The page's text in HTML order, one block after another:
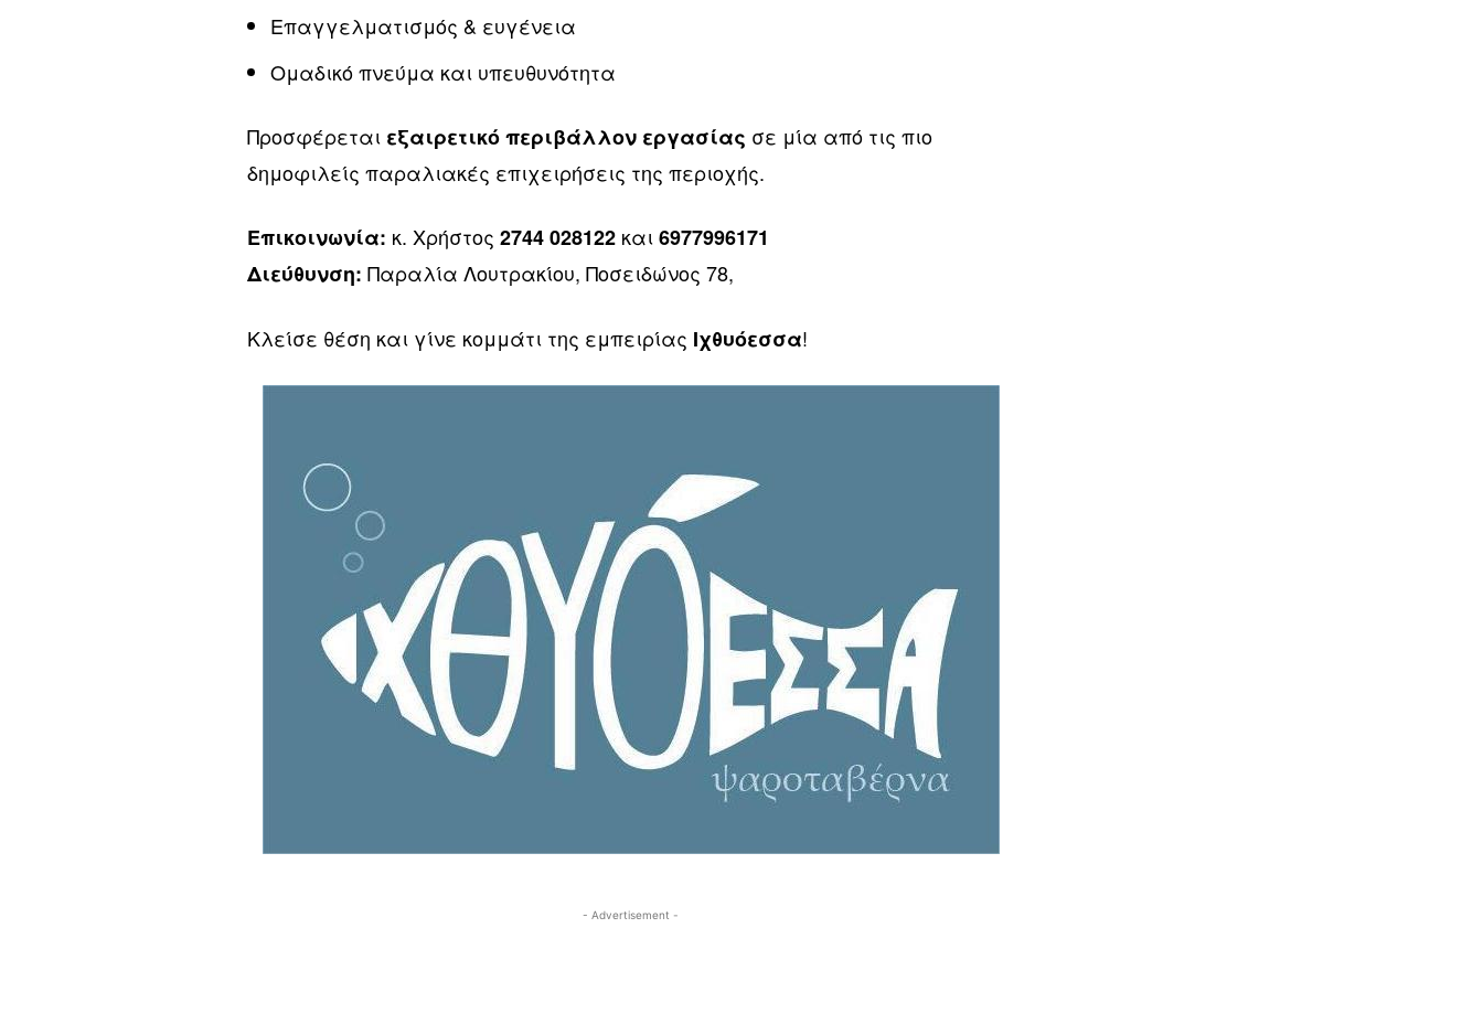
Επαγγελματισμός & ευγένεια
Ομαδικό πνεύμα και υπευθυνότητα
Προσφέρεται εξαιρετικό περιβάλλον εργασίας σε μία από τις πιο
δημοφιλείς παραλιακές επιχειρήσεις της περιοχής.
Επικοινωνία: κ. Χρήστος2744 028122 και6977996171
Διεύθυνση: Παραλία Λουτρακίου, Ποσειδώνος 78,
Κλείσε θέση και γίνε κομμάτι της εμπειρίας Ιχθυόεσσα!
- Advertisement -